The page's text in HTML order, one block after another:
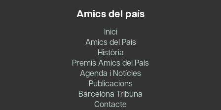
Amics del país
Inici
Amics del País
Història
Premis Amics del País
Agenda i Notícies
Publicacions
Barcelona Tribuna
Contacte